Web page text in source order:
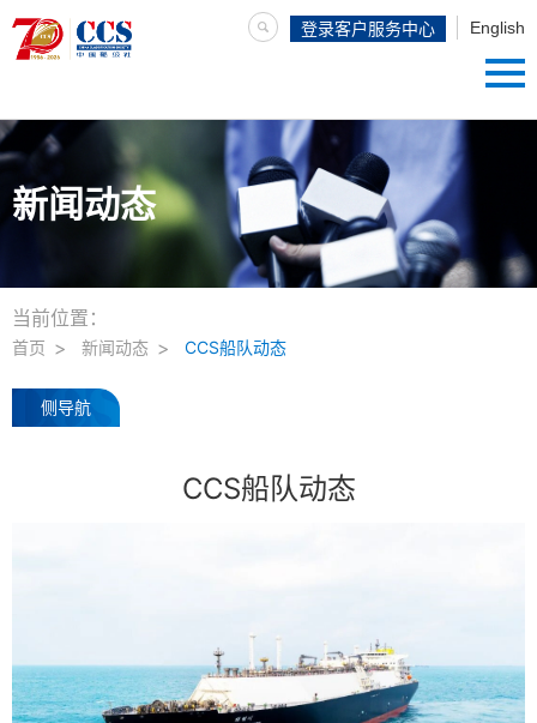
English
登录客户服务中心
新闻动态
当前位置：
首页 新闻动态 CCS船队动态
侧导航
CCS船队动态